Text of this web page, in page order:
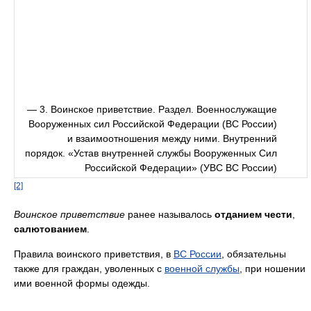
— 3. Воинское приветствие. Раздел. Военнослужащие
Вооруженных сил Российской Федерации (ВС России)
и взаимоотношения между ними. Внутренний
порядок. «Устав внутренней службы Вооруженных Сил
Российской Федерации» (УВС ВС России)
[2]
Воинское приветствие ранее называлось отданием чести
салютованием
Правила воинского приветствия, в ВС России , обязательны
также для граждан, уволенных с военной службы , при ношении
ими военной формы одежды.